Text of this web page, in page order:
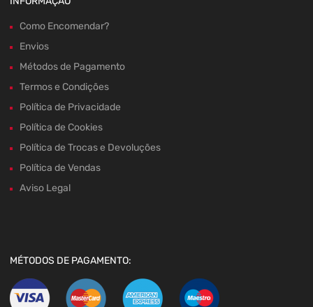
Como Encomendar?
Envios
Métodos de Pagamento
Termos e Condições
Política de Privacidade
Política de Cookies
Política de Trocas e Devoluções
Política de Vendas
Aviso Legal
MÉTODOS DE PAGAMENTO: